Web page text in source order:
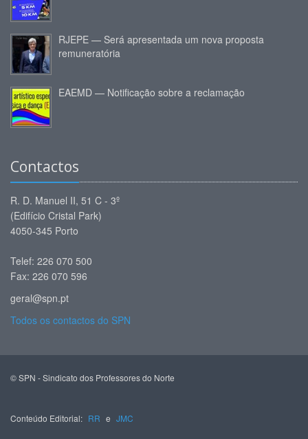
RJEPE — Será apresentada um nova proposta
remuneratória
EAEMD — Notificação sobre a reclamação
Contactos
R. D. Manuel II, 51 C - 3º
(Edifício Cristal Park)
4050-345 Porto
Telef: 226 070 500
Fax: 226 070 596
geral@spn.pt
Todos os contactos do SPN
© SPN - Sindicato dos Professores do Norte
Conteúdo Editorial: RR e JMC